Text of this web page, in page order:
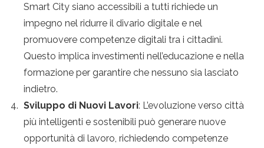
Smart City siano accessibili a tutti richiede un
impegno nel ridurre il divario digitale e nel
promuovere competenze digitali tra i cittadini.
Questo implica investimenti nell’educazione e nella
formazione per garantire che nessuno sia lasciato
indietro.
Sviluppo di Nuovi Lavori: L’evoluzione verso città
più intelligenti e sostenibili può generare nuove
opportunità di lavoro, richiedendo competenze